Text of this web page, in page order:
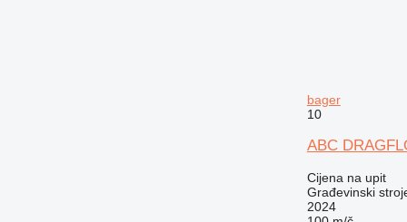
bager
10
ABC
Cijena na upit
Građevinski
2024